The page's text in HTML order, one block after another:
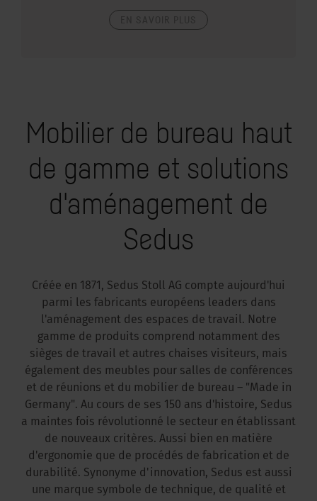
Mobilier de bureau haut
de gamme et solutions
d'aménagement de
Sedus
Créée en 1871, Sedus Stoll AG compte aujourd'hui
parmi les fabricants européens leaders dans
l'aménagement des espaces de travail. Notre
gamme de produits comprend notamment des
sièges de travail et autres chaises visiteurs, mais
également des meubles pour salles de conférences
et de réunions et du mobilier de bureau – "Made in
Germany". Au cours de ses 150 ans d'histoire, Sedus
a maintes fois révolutionné le secteur en établissant
de nouveaux critères. Aussi bien en matière
d'ergonomie que de procédés de fabrication et de
durabilité. Synonyme d'innovation, Sedus est aussi
une marque symbole de technique, de qualité et